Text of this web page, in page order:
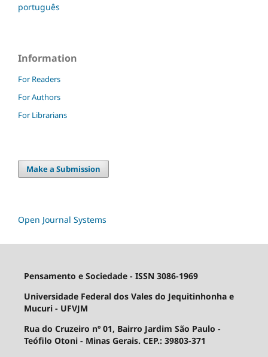
português
Information
For Readers
For Authors
For Librarians
Make a Submission
Open Journal Systems
Pensamento e Sociedade - ISSN 3086-1969
Universidade Federal dos Vales do Jequitinhonha e
Mucuri - UFVJM
Rua do Cruzeiro nº 01, Bairro Jardim São Paulo -
Teófilo Otoni - Minas Gerais. CEP.: 39803-371